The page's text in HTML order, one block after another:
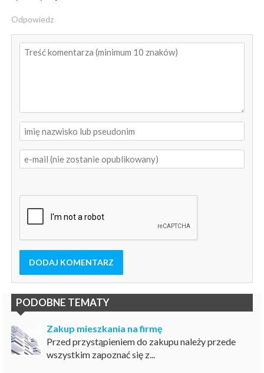
Odpowiedz
DODAJ KOMENTARZ
PODOBNE TEMATY
Zakup mieszkania na firmę
Przed przystąpieniem do zakupu należy przede
wszystkim zapoznać się z...